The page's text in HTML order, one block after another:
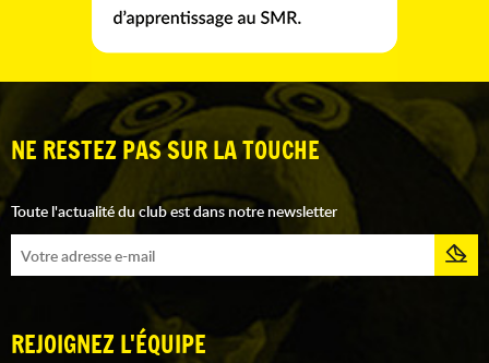
NE RESTEZ PAS SUR LA TOUCHE
Toute l'actualité du club est dans notre newsletter
REJOIGNEZ L'ÉQUIPE